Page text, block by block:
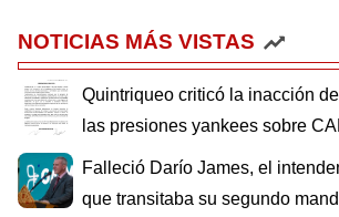
NOTICIAS MÁS VISTAS
Quintriqueo criticó la inacción
las presiones yankees sobre
Falleció Darío James, el
que transitaba su segundo